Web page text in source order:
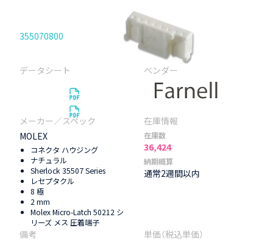
355070800
MOLEX
コネクタ ハウジング
ナチュラル
Sherlock 35507 Series
レセプタクル
8 極
2 mm
Molex Micro-Latch 50212 シ
リーズ メス 圧着端子
在庫数
36,424
納期概算
通常2週間以内